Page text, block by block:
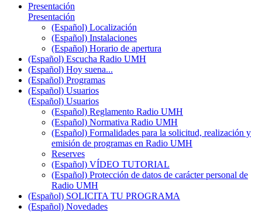
Presentación
Presentación
(Español) Localización
(Español) Instalaciones
(Español) Horario de apertura
(Español) Escucha Radio UMH
(Español) Hoy suena...
(Español) Programas
(Español) Usuarios
(Español) Usuarios
(Español) Reglamento Radio UMH
(Español) Normativa Radio UMH
(Español) Formalidades para la solicitud, realización y
emisión de programas en Radio UMH
Reserves
(Español) VÍDEO TUTORIAL
(Español) Protección de datos de carácter personal de
Radio UMH
(Español) SOLICITA TU PROGRAMA
(Español) Novedades